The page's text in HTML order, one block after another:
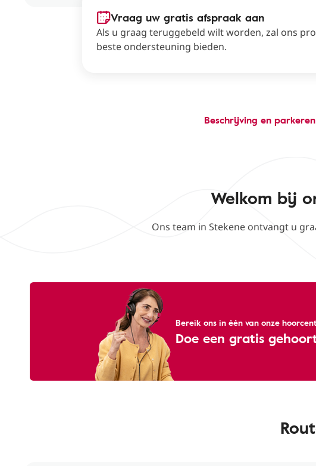
Vraag uw gratis afspraak aan
Als u graag teruggebeld wilt worden, zal ons
beste ondersteuning bieden.
Beschrijving en parkeren
Welkom bij
Ons team in Stekene ontvangt u
Bereik ons ​​in één van onze
Doe een gratis